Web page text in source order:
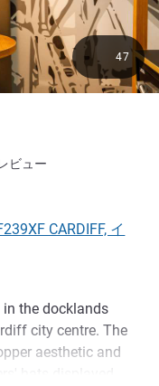
ホテルズ)
ビュー
47
CARDIFF, イ
the docklands
city centre. The
aesthetic and